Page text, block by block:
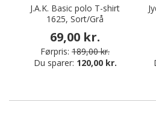
J.A.K. Basic polo T-shirt
1625, Sort/Grå
69,00 kr.
Førpris: 189,00 kr.
Du sparer: 120,00 kr.